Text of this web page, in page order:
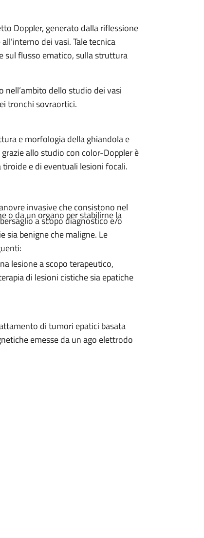
Doppler, generato dalla riflessione
dei vasi. Tale tecnica
flusso ematico, sulla struttura
dello studio dei vasi
tronchi sovraortici.
e morfologia della ghiandola e
allo studio con color-Doppler è
e di eventuali lesioni focali.
invasive che consistono nel
a scopo diagnostico e/o
sia benigne che maligne. Le
o da un organo per stabilirne la
lesione a scopo terapeutico,
di lesioni cistiche sia epatiche
di tumori epatici basata
emesse da un ago elettrodo